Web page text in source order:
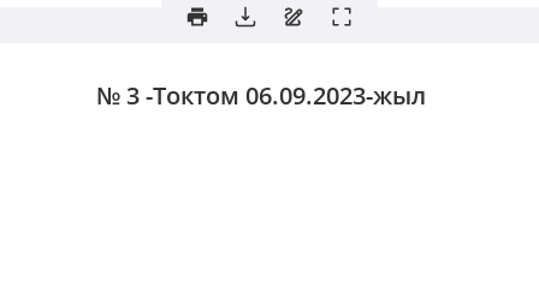
№ 3 -Токтом 06.09.2023-жыл